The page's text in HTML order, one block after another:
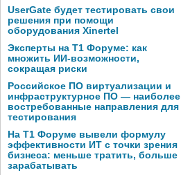
UserGate будет тестировать свои
решения при помощи
оборудования Xinertel
Эксперты на Т1 Форуме: как
множить ИИ-возможности,
сокращая риски
Российское ПО виртуализации и
инфраструктурное ПО — наиболее
востребованные направления для
тестирования
На Т1 Форуме вывели формулу
эффективности ИТ с точки зрения
бизнеса: меньше тратить, больше
зарабатывать